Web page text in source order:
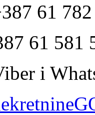
61
61 581
i